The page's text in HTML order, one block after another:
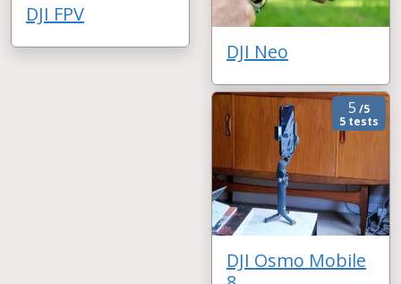
DJI FPV
DJI Neo
5 /5
5 tests
DJI Osmo Mobile